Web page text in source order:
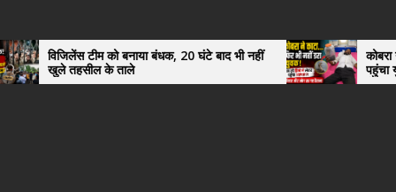
को बनाया बंधक, 20 घंटे बाद भी नहीं
के ताले
कोबरा ने काटा तो उसी को
पहुंचा युवक, अस्पताल में
हैरान